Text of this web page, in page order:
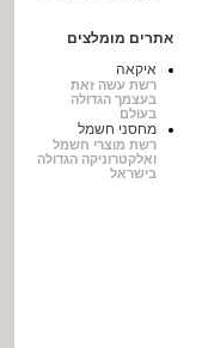
אתרים מומלצים
איקאה
רשת עשה זאת
בעצמך הגדולה
בעולם
מחסני חשמל
רשת מוצרי חשמל
ואלקטרוניקה הגדולה
בישראל